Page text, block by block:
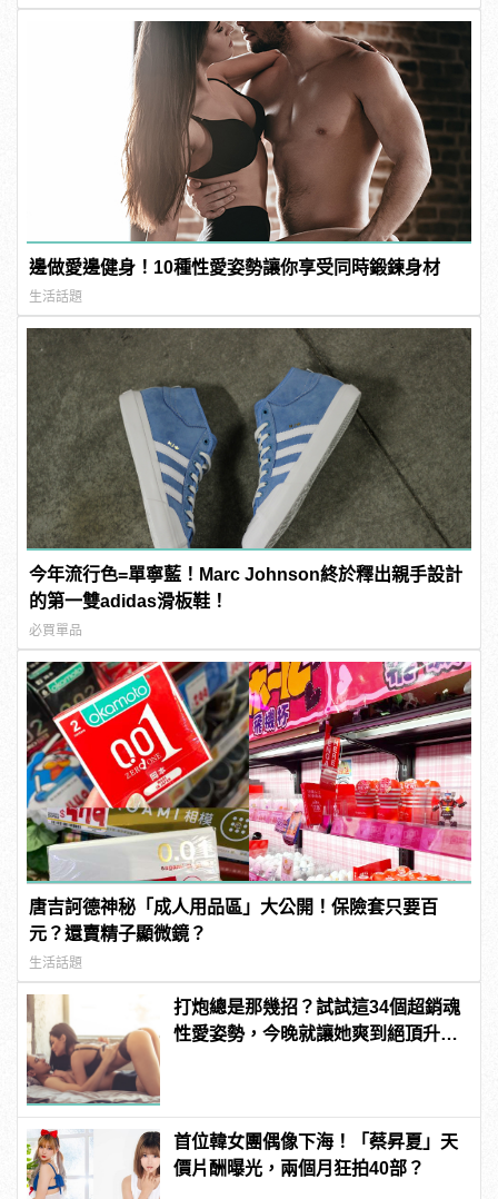
邊做愛邊健身！10種性愛姿勢讓你享受同時鍛鍊身材
生活話題
今年流行色=單寧藍！Marc Johnson終於釋出親手設計
的第一雙adidas滑板鞋！
必買單品
唐吉訶德神秘「成人用品區」大公開！保險套只要百
元？還賣精子顯微鏡？
生活話題
打炮總是那幾招？試試這34個超銷魂
性愛姿勢，今晚就讓她爽到絕頂升
首位韓女團偶像下海！「蔡昇夏」天
價片酬曝光，兩個月狂拍40部？